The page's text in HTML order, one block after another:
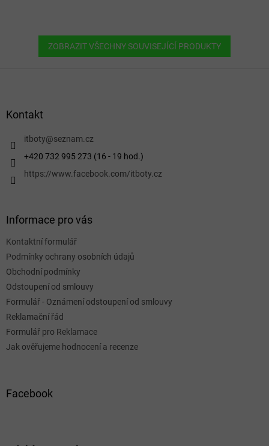
ZOBRAZIT VŠECHNY SOUVISEJÍCÍ PRODUKTY
Kontakt
itboty@seznam.cz
+420 732 995 273 (16 - 19 hod.)
https://www.facebook.com/itboty.cz
Informace pro vás
Kontaktní formulář
Podmínky ochrany osobních údajů
Obchodní podmínky
Odstoupení od smlouvy
Formulář - Oznámení odstoupení od smlouvy
Reklamační řád
Formulář pro Reklamace
Jak ověřujeme hodnocení a recenze
Facebook